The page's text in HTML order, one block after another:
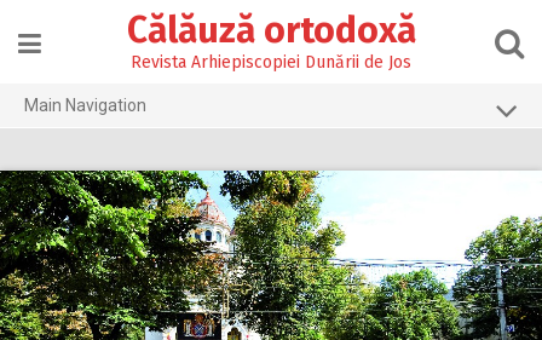
content
Călăuză ortodoxă
Revista Arhiepiscopiei Dunării de Jos
Main Navigation
2026
2025
2024
2023